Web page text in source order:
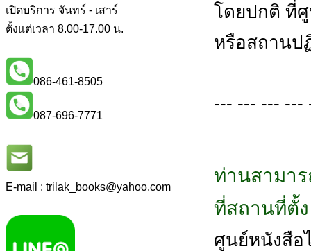
เปิดบริการ จันทร์ - เสาร์
ตั้งแต่เวลา 8.00-17.00 น.
086-461-8505
087-696-7771
E-mail : trilak_books@yahoo.com
โดยปกติ ที่
หรือสถานป
--- --- --- ---
ท่านสามา
ที่สถานที่ตั้
ศูนย์หนังสือ